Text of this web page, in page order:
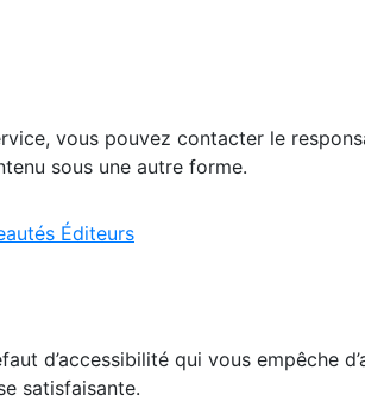
vous pouvez contacter le
sous une autre forme.
Éditeurs
d’accessibilité qui vous empêche
satisfaisante.